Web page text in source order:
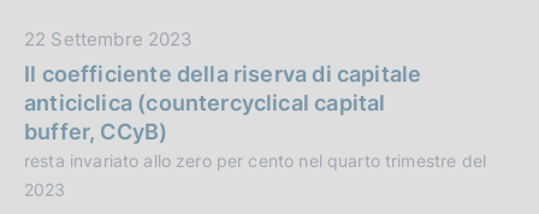
e
:
i
a
z
i
o
n
D
a
t
a
P
u
22 Settembre 2023
Il coefficiente della riserva di capitale
anticiclica (countercyclical capital
buffer, CCyB)
resta invariato allo zero per cento nel quarto trimestre del
2023